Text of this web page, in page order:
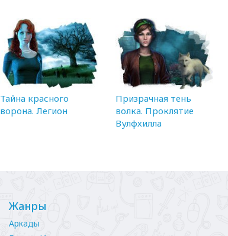
Тайна красного
ворона. Легион
Призрачная тень
волка. Проклятие
Вулфхилла
Жанры
Аркады